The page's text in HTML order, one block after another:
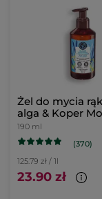
Żel do mycia
alga & Koper
ml
190 ml
(370)
125.79 zł / 1l
23.90 zł